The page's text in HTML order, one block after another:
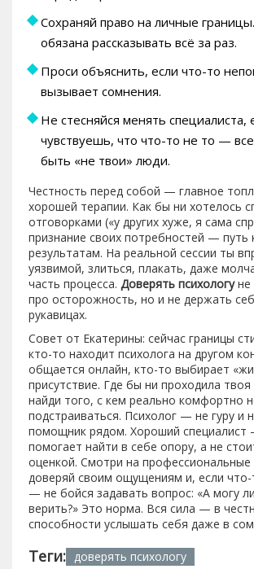
Сохраняй право на личные
обязана рассказывать всё за раз.
Проси объяснить, если что-то
вызывает сомнения.
Не стесняйся менять специалиста,
чувствуешь, что что-то не то —
быть «не твои» люди.
Честность перед собой — главное
хорошей терапии. Как бы ни хотелось
отговорками («у других хуже, я сама
признание своих потребностей — путь
результатам. На реальной сессии ты
уязвимой, злиться, плакать, даже
часть процесса. Доверять психологуне
про осторожность, но и не держать
рукавицах.
Совет от Екатерины: сейчас границы
кто-то находит психолога на другом
общается онлайн, кто-то выбирает
присутствие. Где бы ни проходила твоя
найди того, с кем реально комфортно
подстраиваться. Психолог — не гуру и
помощник рядом. Хороший специалист
помогает найти в себе опору, а не
оценкой. Смотри на профессиональные
доверяй своим ощущениям и, если
— не бойся задавать вопрос: «А могу
верить?» Это норма. Вся сила — в
способности услышать себя даже в
Теги: доверять психологу